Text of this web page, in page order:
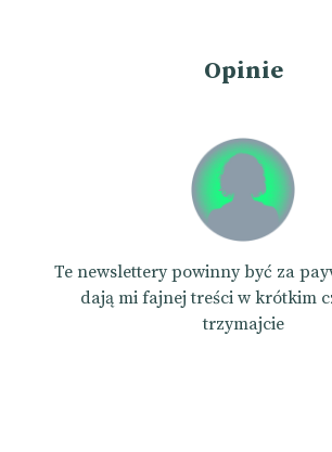
Opinie
Te newslettery powinny być za
dają mi fajnej treści w krótkim
trzymajcie